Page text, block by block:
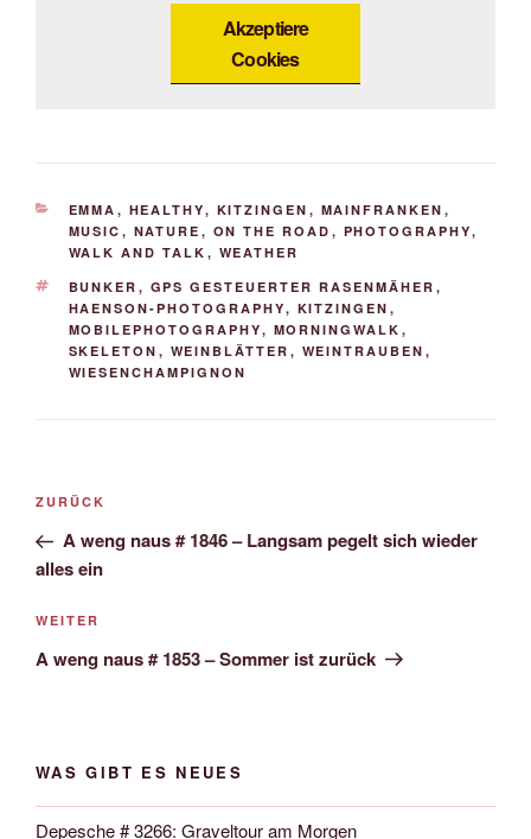
Akzeptiere
Cookies
KATEGORIEN
EMMA , HEALTHY, KITZINGEN , MAINFRANKEN ,
MUSIC , NATURE , ON THE ROAD , PHOTOGRAPHY,
WALK AND TALK , WEATHER
SCHLAGWÖRTER
BUNKER , GPS GESTEUERTER RASENMÄHER ,
HAENSON-PHOTOGRAPHY, KITZINGEN ,
MOBILEPHOTOGRAPHY, MORNINGWALK ,
SKELETON , WEINBLÄTTER , WEINTRAUBEN ,
WIESENCHAMPIGNON
Beitrags-
Vorheriger
Beitrag
ZURÜCK
A weng naus # 1846 – Langsam pegelt sich wieder
alles ein
Nächster
Beitrag
WEITER
A weng naus # 1853 – Sommer ist zurück
WAS GIBT ES NEUES
Depesche # 3266: Graveltour am Morgen